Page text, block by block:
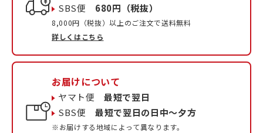
SBS便 680円（税抜）
8,000円（税抜）以上のご注文で送料無料
詳しくはこちら
お届けについて
ヤマト便最短で翌日
SBS便最短で翌日の日中〜夕方
※お届けする地域によって異なります。